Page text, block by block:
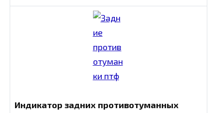
Индикатор задних противотуманных